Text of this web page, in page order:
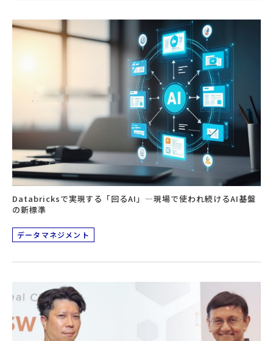
Databricksで実現する「回るAI」―現場で使われ続けるAI基盤
の新標準
データマネジメント